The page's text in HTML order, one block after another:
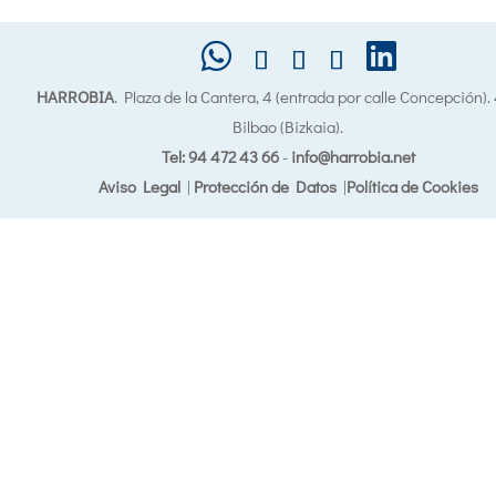
HARROBIA. Plaza de la Cantera, 4 (entrada por calle
Bilbao (Bizkaia).
Tel: 94 472 43 66- info@harrobia.net
Aviso Legal| Protección de Datos|Política de Cookies